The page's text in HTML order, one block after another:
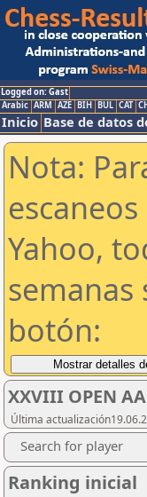
Logged on: Gast
Arabic ARM AZE BIH BUL CAT
Inicio Base de datos
Nota:
Yahoo,
botón:
XXVIII OPEN
Última
Search for player
Ranking inicial